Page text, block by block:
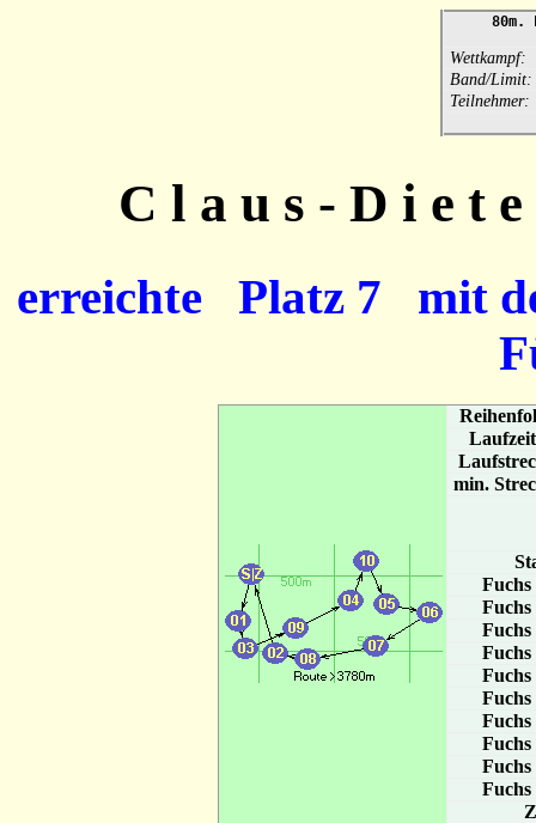
80m.
Wettkampf:
Band/Limit:
Teilnehmer:
C l a u s - D i e
erreichte Platz 7 mit
min.
Fuchs
Fuchs
Fuchs
Fuchs
Fuchs
Fuchs
Fuchs
Fuchs
Fuchs
Fuchs